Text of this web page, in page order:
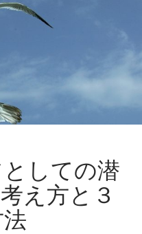
しての潜
え方と３